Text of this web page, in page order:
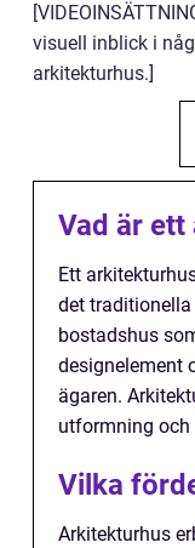
visuell inblick i
arkitekturhus.]
Vad är ett
Ett
det
bostadshus
designelement
ägaren.
utformning och
Vilka
Arkitekturhus